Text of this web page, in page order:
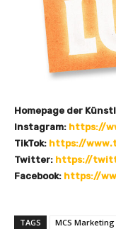
Homepage der
Instagram: https://
TikTok: https://
Twitter: https://
Facebook: https://
TAGS MCS